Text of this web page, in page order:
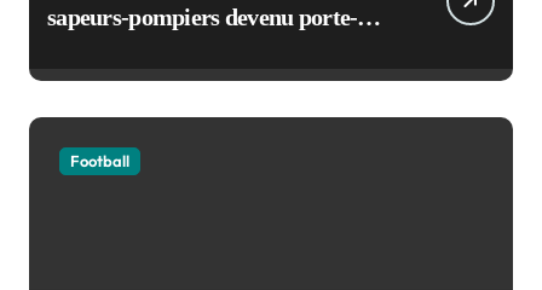
sapeurs-pompiers devenu porte-
Football